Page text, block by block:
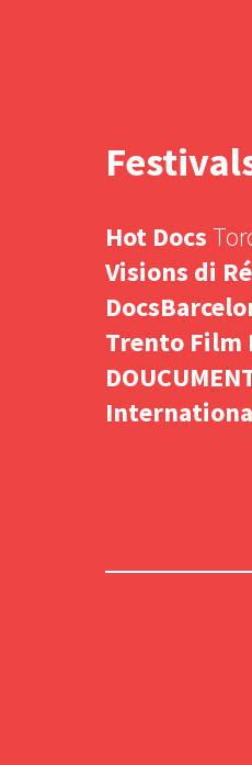
Hot Docs
Visions di
Trento Film